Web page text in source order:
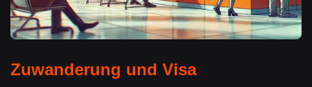
Zuwanderung und Visa